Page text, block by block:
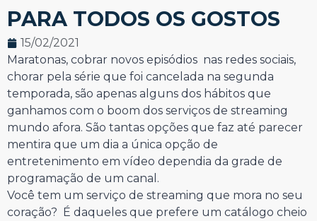
PARA TODOS OS GOSTOS
15/02/2021
Maratonas, cobrar novos episódios nas redes sociais,
chorar pela série que foi cancelada na segunda
temporada, são apenas alguns dos hábitos que
ganhamos com o boom dos serviços de streaming
mundo afora. São tantas opções que faz até parecer
mentira que um dia a única opção de
entretenimento em vídeo dependia da grade de
programação de um canal.
Você tem um serviço de streaming que mora no seu
coração? É daqueles que prefere um catálogo cheio